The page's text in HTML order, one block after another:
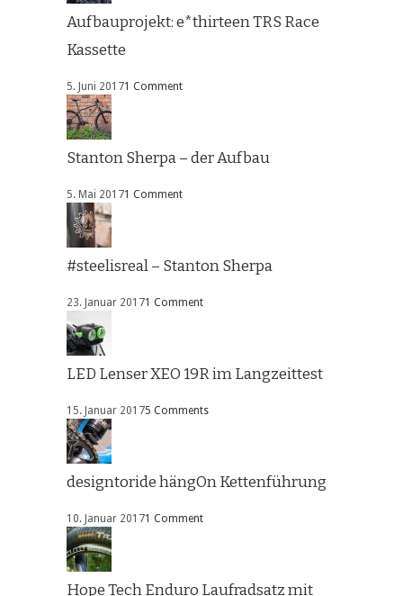
Aufbauprojekt: e*thirteen TRS Race
Kassette
5. Juni 20171 Comment
Stanton Sherpa – der Aufbau
5. Mai 20171 Comment
#steelisreal – Stanton Sherpa
23. Januar 20171 Comment
LED Lenser XEO 19R im Langzeittest
15. Januar 20175 Comments
designtoride hängOn Kettenführung
10. Januar 20171 Comment
Hope Tech Enduro Laufradsatz mit